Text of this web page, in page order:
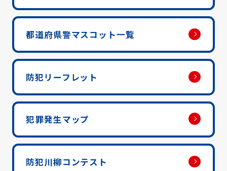
都道府県警マスコット一覧
防犯リーフレット
犯罪発生マップ
防犯川柳コンテスト